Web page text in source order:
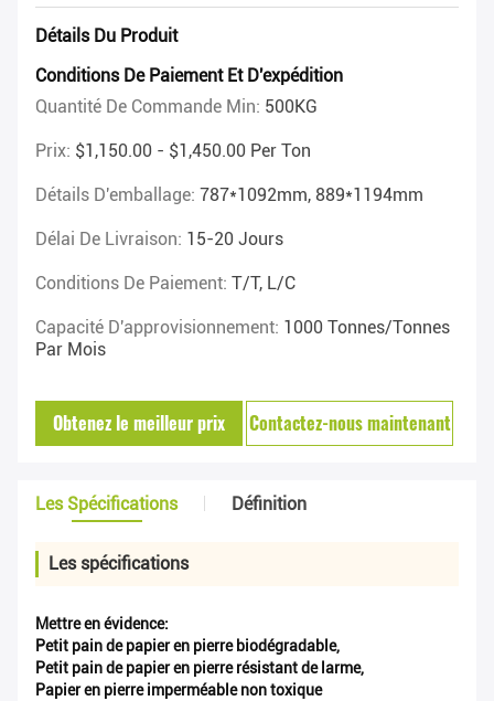
Détails Du Produit
Conditions De Paiement Et D'expédition
Quantité De Commande Min: 500KG
Prix: $1,150.00 - $1,450.00 Per Ton
Détails D'emballage: 787*1092mm, 889*1194mm
Délai De Livraison: 15-20 Jours
Conditions De Paiement: T/T, L/C
Capacité D'approvisionnement: 1000 Tonnes/tonnes
Par Mois
Obtenez le meilleur prix Contactez-nous maintenant
Les Spécifications Définition
Les spécifications
Mettre en évidence:
Petit pain de papier en pierre biodégradable,
Petit pain de papier en pierre résistant de larme,
Papier en pierre imperméable non toxique